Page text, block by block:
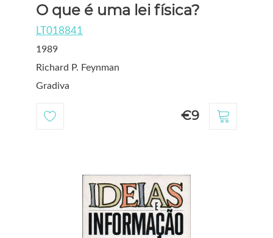
O que é uma lei física?
LT018841
1989
Richard P. Feynman
Gradiva
€9